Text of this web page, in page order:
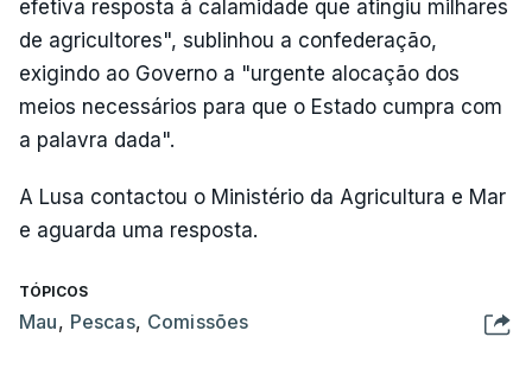
efetiva resposta à calamidade que atingiu milhares
de agricultores", sublinhou a confederação,
exigindo ao Governo a "urgente alocação dos
meios necessários para que o Estado cumpra com
a palavra dada".
A Lusa contactou o Ministério da Agricultura e Mar
e aguarda uma resposta.
TÓPICOS
Mau, Pescas, Comissões